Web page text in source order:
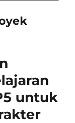
untuk